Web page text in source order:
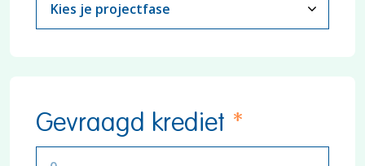
Gevraagd krediet *